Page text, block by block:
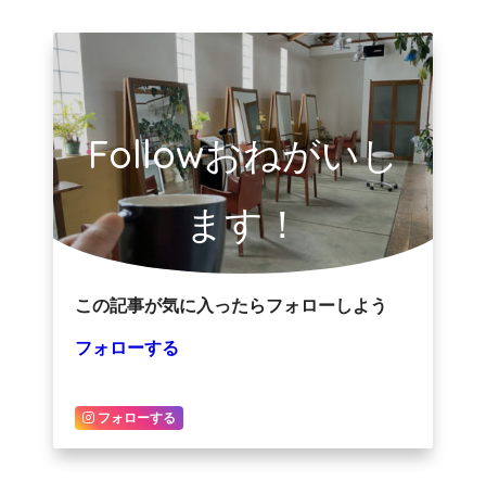
Followおねがいし
ます！
この記事が気に入ったらフォローしよう
フォローする
フォローする